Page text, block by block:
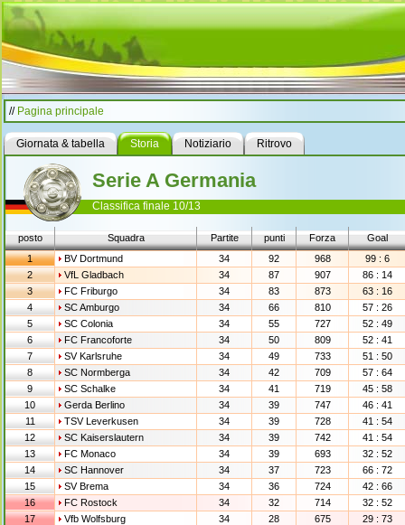
// Pagina principale
Giornata & tabella Storia Notiziario Ritrovo
Serie A Germania
Classifica finale 10/13
posto Squadra Partite punti Forza
Goal
1
BV Dortmund 34 92 968
99 : 6
2
VfL Gladbach 34 87 907
86 : 14
3
FC Friburgo 34 83 873
63 : 16
4
SC Amburgo 34 66 810
57 : 26
5
SC Colonia 34 55 727
52 : 49
6
FC Francoforte 34 50 809
52 : 41
7
SV Karlsruhe 34 49 733
51 : 50
8
SC Normberga 34 42 709
57 : 64
9
SC Schalke 34 41 719
45 : 58
10
Gerda Berlino 34 39 747
46 : 41
11
TSV Leverkusen 34 39 728
41 : 54
12
SC Kaiserslautern 34 39 742
41 : 54
13
FC Monaco 34 39 693
32 : 52
14
SC Hannover 34 37 723
66 : 72
15
SV Brema 34 36 724
42 : 66
16
FC Rostock 34 32 714
32 : 52
17
Vfb Wolfsburg 34 28 675
29 : 73